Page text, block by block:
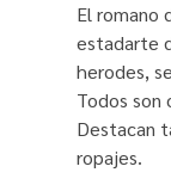
El romano
estadarte
herodes,
Todos son
Destacan
ropajes.